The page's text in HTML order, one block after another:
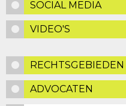
SOCIAL MEDIA
VIDEO'S
RECHTSGEBIEDEN
ADVOCATEN